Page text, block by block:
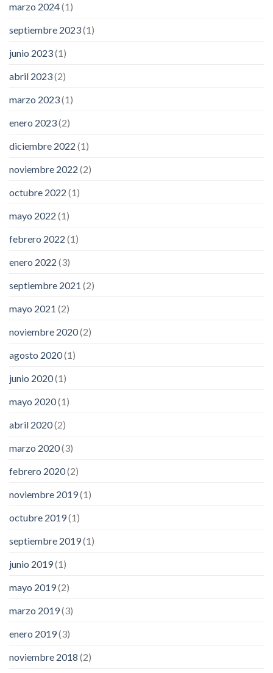
marzo 2024(1)
septiembre 2023(1)
junio 2023(1)
abril 2023(2)
marzo 2023(1)
enero 2023(2)
diciembre 2022 (1)
noviembre 2022 (2)
octubre 2022 (1)
mayo 2022 (1)
febrero 2022 (1)
enero 2022 (3)
septiembre 2021 (2)
mayo 2021 (2)
noviembre 2020(2)
agosto 2020(1)
junio 2020(1)
mayo 2020(1)
abril 2020(2)
marzo 2020(3)
febrero 2020(2)
noviembre 2019(1)
octubre 2019(1)
septiembre 2019(1)
junio 2019(1)
mayo 2019(2)
marzo 2019(3)
enero 2019(3)
noviembre 2018 (2)